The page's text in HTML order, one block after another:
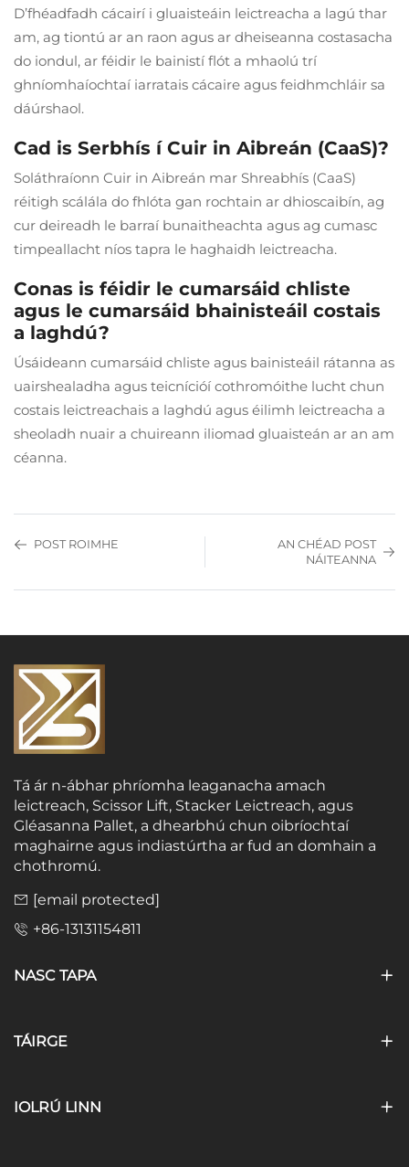
D’fhéadfadh cácairí i gluaisteáin leictreacha a lagú thar
am, ag tiontú ar an raon agus ar dheiseanna costasacha
do iondul, ar féidir le bainistí flót a mhaolú trí
ghníomhaíochtaí iarratais cácaire agus feidhmchláir sa
dáúrshaol.
Cad is Serbhís í Cuir in Aibreán (CaaS)?
Soláthraíonn Cuir in Aibreán mar Shreabhís (CaaS)
réitigh scálála do fhlóta gan rochtain ar dhioscaibín, ag
cur deireadh le barraí bunaitheachta agus ag cumasc
timpeallacht níos tapra le haghaidh leictreacha.
Conas is féidir le cumarsáid chliste
agus le cumarsáid bhainisteáil costais
a laghdú?
Úsáideann cumarsáid chliste agus bainisteáil rátanna as
uairshealadha agus teicnícióí cothromóithe lucht chun
costais leictreachais a laghdú agus éilimh leictreacha a
sheoladh nuair a chuireann iliomad gluaisteán ar an am
céanna.
POST ROIMHE
AN CHÉAD POST
NÁITEANNA
Tá ár n-ábhar phríomha leaganacha amach
leictreach, Scissor Lift, Stacker Leictreach, agus
Gléasanna Pallet, a dhearbhú chun oibríochtaí
maghairne agus indiastúrtha ar fud an domhain a
chothromú.
[email protected]
+86-13131154811
NASC TAPA
TÁIRGE
IOLRÚ LINN